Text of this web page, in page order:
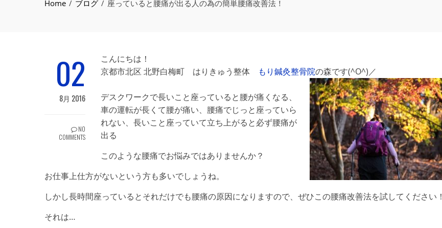
Home ブログ 座っていると腰痛が出る人の為の簡単腰痛改善法！
02
8月 2016
NO
COMMENTS
こんにちは！
京都市北区 北野白梅町 はりきゅう整体
もり鍼灸整骨院の森です(^O^)／
デスクワークで長いこと座っていると腰が痛くなる、
車の運転が長くて腰が痛い、腰痛でじっと座っていら
れない、長いこと座っていて立ち上がると必ず腰痛が
出る
このような腰痛でお悩みではありませんか？
お仕事上仕方がないという方も多いでしょうね。
しかし長時間座っているとそれだけでも腰痛の原因になりますので、ぜひこの腰痛改善法を試してください！
それは…